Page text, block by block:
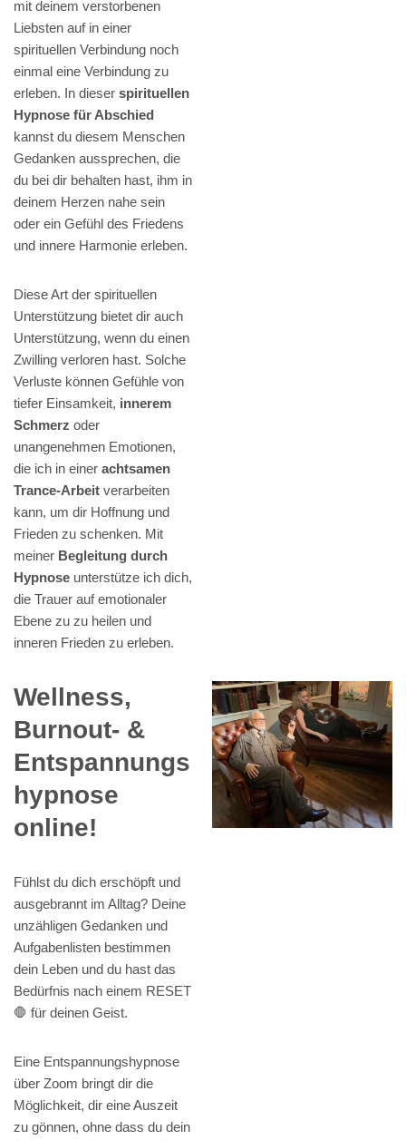
mit deinem verstorbenen
Liebsten auf in einer
spirituellen Verbindung noch
einmal eine Verbindung zu
erleben. In dieser spirituellen
Hypnose für Abschied
kannst du diesem Menschen
Gedanken aussprechen, die
du bei dir behalten hast, ihm in
deinem Herzen nahe sein
oder ein Gefühl des Friedens
und innere Harmonie erleben.
Diese Art der spirituellen
Unterstützung bietet dir auch
Unterstützung, wenn du einen
Zwilling verloren hast. Solche
Verluste können Gefühle von
tiefer Einsamkeit, innerem
Schmerz oder
unangenehmen Emotionen,
die ich in einer achtsamen
Trance-Arbeit verarbeiten
kann, um dir Hoffnung und
Frieden zu schenken. Mit
meiner Begleitung durch
Hypnose unterstütze ich dich,
die Trauer auf emotionaler
Ebene zu zu heilen und
inneren Frieden zu erleben.
Wellness,
Burnout- &
Entspannungs
hypnose
online!
Fühlst du dich erschöpft und
ausgebrannt im Alltag? Deine
unzähligen Gedanken und
Aufgabenlisten bestimmen
dein Leben und du hast das
Bedürfnis nach einem RESET
🛑 für deinen Geist.
Eine Entspannungshypnose
über Zoom bringt dir die
Möglichkeit, dir eine Auszeit
zu gönnen, ohne dass du dein